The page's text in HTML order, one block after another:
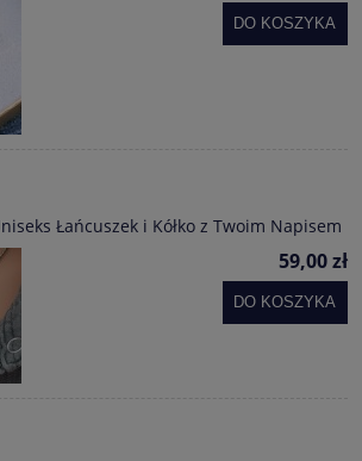
DO KOSZYKA
Łańcuszek i Kółko z Twoim Napisem
59,00 zł
DO KOSZYKA